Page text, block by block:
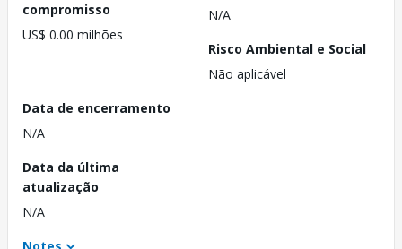
compromisso
US$ 0.00 milhões
N/A
Risco Ambiental e Social
Não aplicável
Data de encerramento
N/A
Data da última
atualização
N/A